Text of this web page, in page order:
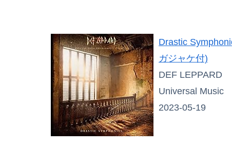
Drastic
ガジャケ付)
DEF LEPPARD
Universal Music
2023-05-19